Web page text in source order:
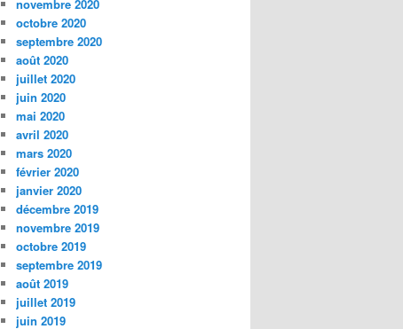
novembre 2020
octobre 2020
septembre 2020
août 2020
juillet 2020
juin 2020
mai 2020
avril 2020
mars 2020
février 2020
janvier 2020
décembre 2019
novembre 2019
octobre 2019
septembre 2019
août 2019
juillet 2019
juin 2019